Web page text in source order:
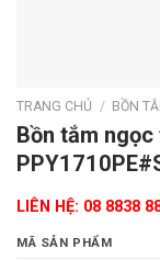
TRANG CHỦ / BỒN
Bồn tắm
LIÊN HỆ: 08 8838
MÃ SẢN PHẨM